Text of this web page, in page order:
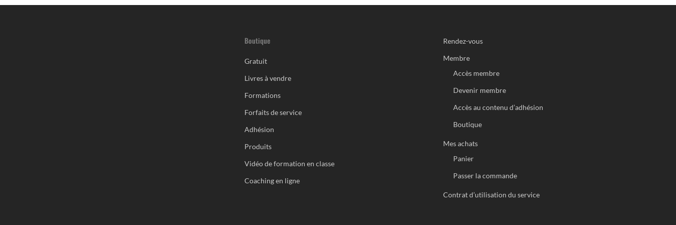
Boutique
Gratuit
Livres à vendre
Formations
Forfaits de service
Adhésion
Produits
Vidéo de formation en classe
Coaching en ligne
Rendez-vous
Membre
Accès membre
Devenir membre
Accès au contenu d’adhésion
Boutique
Mes achats
Panier
Passer la commande
Contrat d’utilisation du service